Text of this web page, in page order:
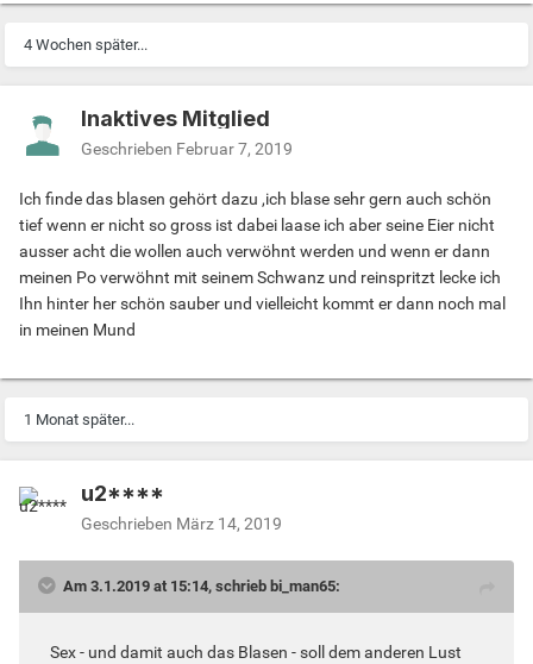
4 Wochen später...
Inaktives Mitglied
Geschrieben Februar 7, 2019
Ich finde das blasen gehört dazu ,ich blase sehr gern auch schön
tief wenn er nicht so gross ist dabei laase ich aber seine Eier nicht
ausser acht die wollen auch verwöhnt werden und wenn er dann
meinen Po verwöhnt mit seinem Schwanz und reinspritzt lecke ich
Ihn hinter her schön sauber und vielleicht kommt er dann noch mal
in meinen Mund
1 Monat später...
u2****
Geschrieben März 14, 2019
Am 3.1.2019 at 15:14, schrieb bi_man65:
Sex - und damit auch das Blasen - soll dem anderen Lust